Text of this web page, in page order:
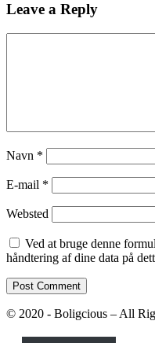
Leave a Reply
Navn *
E-mail *
Websted
Ved at bruge denne
håndtering af dine data på
© 2020 - Boligcious – All